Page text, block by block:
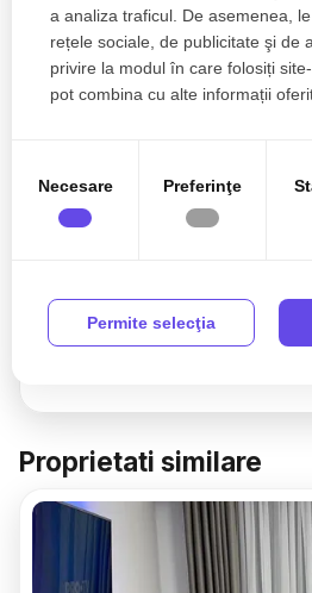
Sunt de acord cu prelucrarea
de confidentialitate
Proprietati similare
a analiza traficul. De asemenea,
rețele sociale, de publicitate şi de
privire la modul în care folosiți
pot combina cu alte informații
Necesare Preferinţe
Permite selecţia